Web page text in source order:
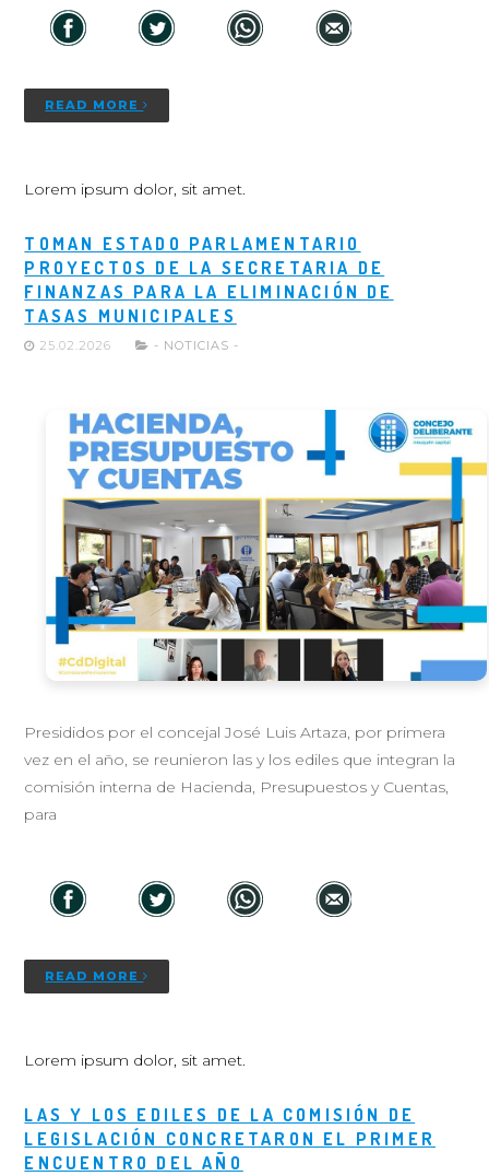
READ MORE
Lorem ipsum dolor, sit amet.
TOMAN ESTADO PARLAMENTARIO
PROYECTOS DE LA SECRETARIA DE
FINANZAS PARA LA ELIMINACIÓN DE
TASAS MUNICIPALES
25.02.2026 - NOTICIAS -
Presididos por el concejal José Luis Artaza, por primera
vez en el año, se reunieron las y los ediles que integran la
comisión interna de Hacienda, Presupuestos y Cuentas,
para
READ MORE
Lorem ipsum dolor, sit amet.
LAS Y LOS EDILES DE LA COMISIÓN DE
LEGISLACIÓN CONCRETARON EL PRIMER
ENCUENTRO DEL AÑO